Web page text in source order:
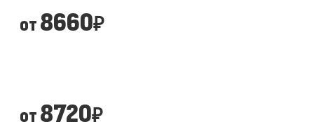
от8660₽
от8720₽